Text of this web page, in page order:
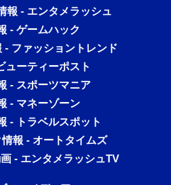
報 - エンタメラッシュ
- ゲームハック
- ファッショントレンド
ューティーポスト
- スポーツマニア
- マネーゾーン
- トラベルスポット
報 - オートタイムズ
- エンタメラッシュTV